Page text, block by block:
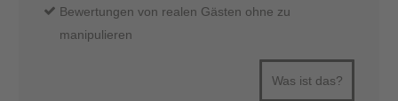
Bewertungen von realen Gästen ohne zu
manipulieren
Was ist das?